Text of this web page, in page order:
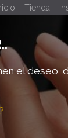
Tienda
el deseo